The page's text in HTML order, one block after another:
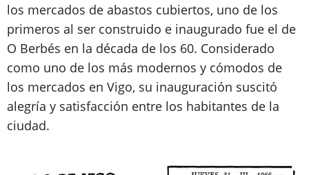
los mercados de abastos cubiertos, uno de los
primeros al ser construido e inaugurado fue el de
O Berbés en la década de los 60. Considerado
como uno de los más modernos y cómodos de
los mercados en Vigo, su inauguración suscitó
alegría y satisfacción entre los habitantes de la
ciudad.